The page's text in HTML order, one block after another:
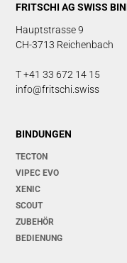
FRITSCHI AG SWISS
Hauptstrasse 9
CH-3713 Reichenbach
T +41 33 672 14 15
info@fritschi.swiss
BINDUNGEN
TECTON
VIPEC EVO
XENIC
SCOUT
ZUBEHÖR
BEDIENUNG